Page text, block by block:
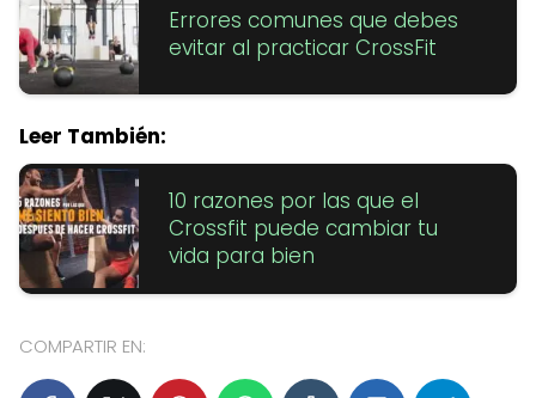
Errores comunes que debes
evitar al practicar CrossFit
Leer También:
10 razones por las que el
Crossfit puede cambiar tu
vida para bien
COMPARTIR EN: